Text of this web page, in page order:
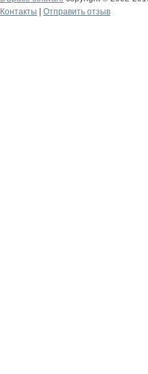
Контакты
Отправить отзыв